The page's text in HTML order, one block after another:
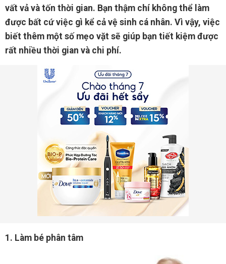
vất vả và tốn thời gian. Bạn thậm chí không thể làm
được bất cứ việc gì kể cả vệ sinh cá nhân. Vì vậy, việc
biết thêm một số mẹo vặt sẽ giúp bạn tiết kiệm được
rất nhiều thời gian và chi phí.
1. Làm bé phân tâm